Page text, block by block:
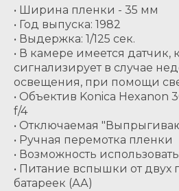
• Ширина пленки - 35 мм
• Год выпуска: 1982
• Выдержка: 1/125 сек.
• В камере имеется датчик,
сигнализирует в случае
освещения, при помощи
• Объектив Konica Hexanon
f/4
• Отключаемая
• Ручная перемотка пленки
• Возможность
• Питание вспышки от двух
батареек (АА)